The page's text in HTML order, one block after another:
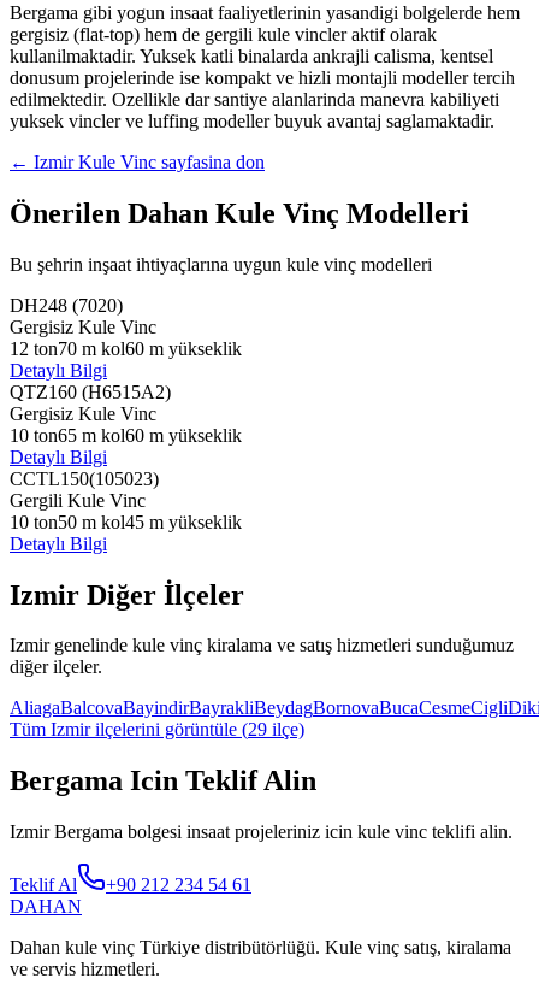
Bergama gibi yogun insaat faaliyetlerinin yasandigi bolgelerde hem
gergisiz (flat-top) hem de gergili kule vincler aktif olarak
kullanilmaktadir. Yuksek katli binalarda ankrajli calisma, kentsel
donusum projelerinde ise kompakt ve hizli montajli modeller tercih
edilmektedir. Ozellikle dar santiye alanlarinda manevra kabiliyeti
yuksek vincler ve luffing modeller buyuk avantaj saglamaktadir.
← IzmirKule Vinc sayfasina don
Önerilen Dahan Kule Vinç Modelleri
Bu şehrin inşaat ihtiyaçlarına uygun kule vinç modelleri
DH248 (7020)
Gergisiz Kule Vinc
12 ton70 m kol60 m yükseklik
Detaylı Bilgi
QTZ160 (H6515A2)
Gergisiz Kule Vinc
10 ton65 m kol60 m yükseklik
Detaylı Bilgi
CCTL150(105023)
Gergili Kule Vinc
10 ton50 m kol45 m yükseklik
Detaylı Bilgi
Izmir Diğer İlçeler
Izmirgenelinde kule vinç kiralama ve satış hizmetleri sunduğumuz
diğer ilçeler.
AliagaBalcovaBayindirBayrakliBeydagBornovaBucaCesmeCigli
Tüm Izmirilçelerini görüntüle (29 ilçe)
Bergama Icin Teklif Alin
Izmir Bergama bolgesi insaat projeleriniz icin kule vinc teklifi alin.
Teklif Al
+90 212 234 54 61
DAHAN
Dahan kule vinç Türkiye distribütörlüğü. Kule vinç satış, kiralama
ve servis hizmetleri.